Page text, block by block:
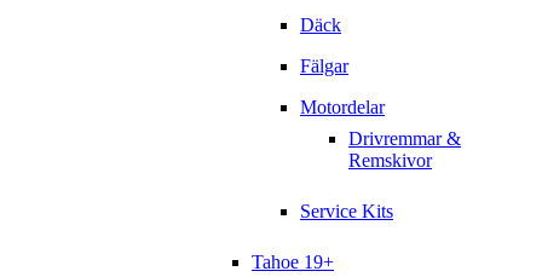
Däck
Fälgar
Motordelar
Drivremmar &
Remskivor
Service Kits
Tahoe 19+